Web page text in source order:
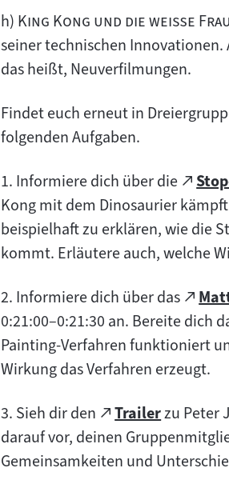
h) "
King Kong und die weiße Frau
seiner technischen
das heißt, Neuverfilmungen.
Findet euch erneut in
folgenden Aufgaben.
1. Informiere dich über die
Zum
(öffnet
im
neuen
Tab)
Kong mit dem Dinosaurier
beispielhaft zu erklären, wie die
kommt. Erläutere auch, welche
2. Informiere dich über das
Zum
im
neuen
Tab)
0:21:00–0:21:30 an. Bereite dich
Painting-Verfahren funktioniert
Wirkung das Verfahren erzeugt.
3. Sieh dir den
Zum
externen
Inhalt:
Trailer
(öffnet
im
neuen
zu Peter
darauf vor, deinen
Gemeinsamkeiten und